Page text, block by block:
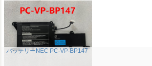
バッテリーNEC PC-VP-BP147